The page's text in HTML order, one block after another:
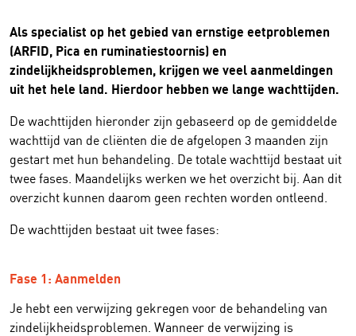
Als specialist op het gebied van ernstige eetproblemen
(ARFID, Pica en ruminatiestoornis) en
zindelijkheidsproblemen, krijgen we veel aanmeldingen
uit het hele land. Hierdoor hebben we lange wachttijden.
De wachttijden hieronder zijn gebaseerd op de gemiddelde
wachttijd van de cliënten die de afgelopen 3 maanden zijn
gestart met hun behandeling. De totale wachttijd bestaat uit
twee fases. Maandelijks werken we het overzicht bij. Aan dit
overzicht kunnen daarom geen rechten worden ontleend.
De wachttijden bestaat uit twee fases:
Fase 1: Aanmelden
Je hebt een verwijzing gekregen voor de behandeling van
zindelijkheidsproblemen. Wanneer de verwijzing is